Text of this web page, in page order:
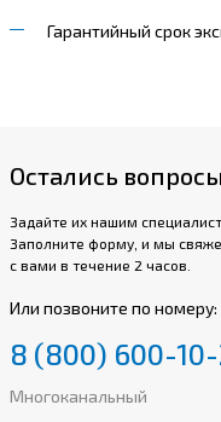
Гарантийный срок
Остались
Задайте их нашим
Заполните форму, и мы
с вами в течение 2 часов.
Или позвоните по номеру:
8 (800) 600-
Многоканальный